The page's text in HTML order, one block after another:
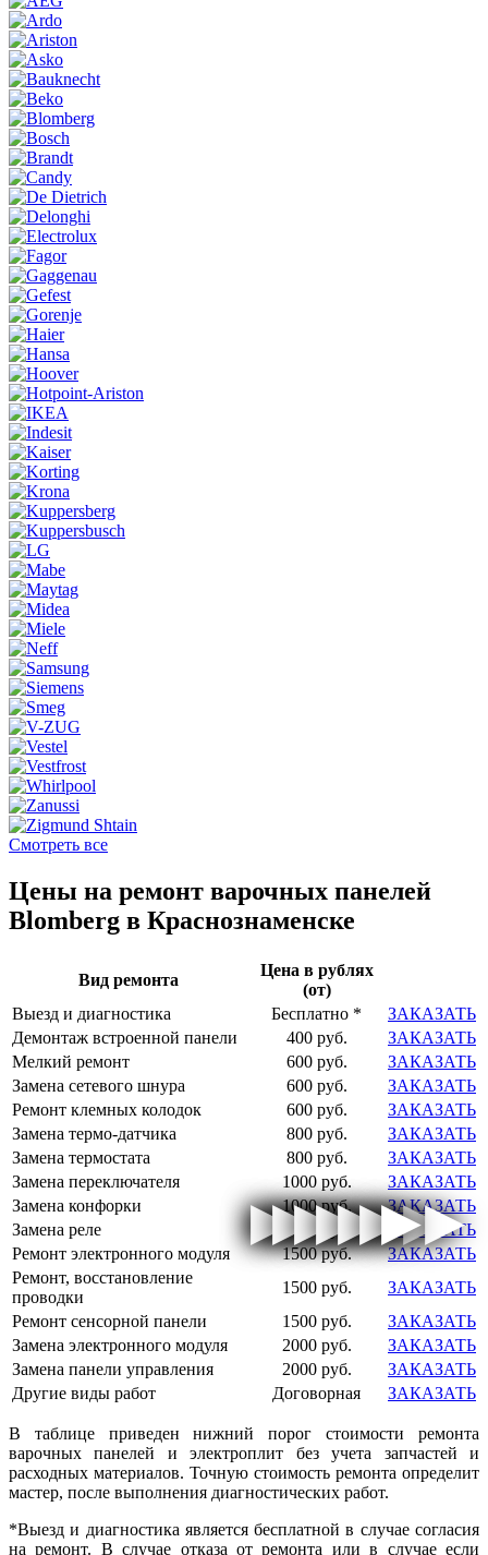
▶▶▶▶▶▶▶▶▶
▶▶▶▶▶▶▶
Смотреть все
Цены на ремонт варочных панелей
Blomberg в Краснознаменске
Вид ремонта
Цена в рублях
(от)
Выезд и диагностика
Бесплатно *
ЗАКАЗАТЬ
Демонтаж встроенной панели
400 руб.
ЗАКАЗАТЬ
Мелкий ремонт
600 руб.
ЗАКАЗАТЬ
Замена сетевого шнура
600 руб.
ЗАКАЗАТЬ
Ремонт клемных колодок
600 руб.
ЗАКАЗАТЬ
Замена термо-датчика
800 руб.
ЗАКАЗАТЬ
Замена термостата
800 руб.
ЗАКАЗАТЬ
Замена переключателя
1000 руб.
ЗАКАЗАТЬ
Замена конфорки
1000 руб.
ЗАКАЗАТЬ
Замена реле
ЗАКАЗАТЬ
Ремонт электронного модуля
1500 руб.
ЗАКАЗАТЬ
Ремонт, восстановление
проводки
1500 руб.
ЗАКАЗАТЬ
Ремонт сенсорной панели
1500 руб.
ЗАКАЗАТЬ
Замена электронного модуля
2000 руб.
ЗАКАЗАТЬ
Замена панели управления
2000 руб.
ЗАКАЗАТЬ
Другие виды работ
Договорная ЗАКАЗАТЬ
В таблице приведен нижний порог стоимости ремонта
варочных панелей и электроплит без учета запчастей и
расходных материалов. Точную стоимость ремонта определит
мастер, после выполнения диагностических работ.
*Выезд и диагностика является бесплатной в случае согласия
на ремонт. В случае отказа от ремонта или в случае если